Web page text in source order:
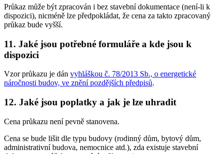
Průkaz může být zpracován i bez stavební dokumentace (není-li k
dispozici), nicméně lze předpokládat, že cena za takto zpracovaný
průkaz bude vyšší.
11. Jaké jsou potřebné formuláře a kde jsou k
dispozici
Vzor průkazu je dán vyhláškou č. 78/2013 Sb., o energetické
náročnosti budov, ve znění pozdějších předpisů.
12. Jaké jsou poplatky a jak je lze uhradit
Cena průkazu není pevně stanovena.
Cena se bude lišit dle typu budovy (rodinný dům, bytový dům,
administrativní budova, nemocnice atd.), zda existuje stavební